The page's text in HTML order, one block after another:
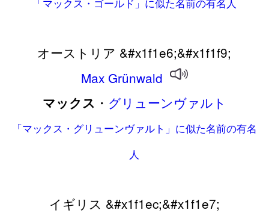
「マックス・ゴールド」に似た名前の有名人
オーストリア &#x1f1e6;&#x1f1f9;
Max Grünwald
マックス ・ グリューンヴァルト
「マックス・グリューンヴァルト」に似た名前の有名
人
イギリス &#x1f1ec;&#x1f1e7;